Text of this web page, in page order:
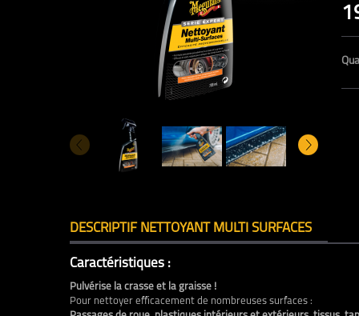
DESCRIPTIF NETTOYANT MULTI SURFACES
Caractéristiques :
Pulvérise la crasse et la graisse !
Pour nettoyer efficacement de nombreuses surfaces :